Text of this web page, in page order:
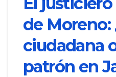
de Moreno:
ciudadana
patrón en